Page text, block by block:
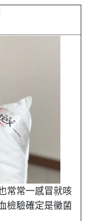
常常一感冒就咳
檢驗確定是黴菌